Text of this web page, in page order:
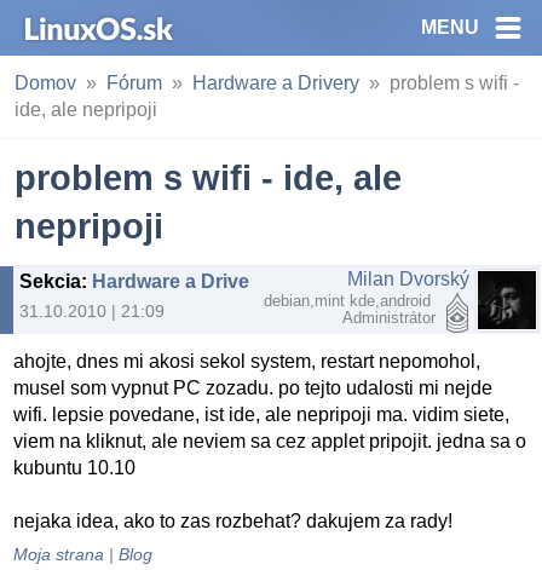
MENU
Domov Fórum Hardware a Drivery
problem s wifi -
ide, ale nepripoji
problem s wifi - ide, ale
nepripoji
Sekcia: Hardware a Drivery
31.10.2010 | 21:09
Milan Dvorský
debian,mint kde,android
Administrátor
ahojte, dnes mi akosi sekol system, restart nepomohol,
musel som vypnut PC zozadu. po tejto udalosti mi nejde
wifi. lepsie povedane, ist ide, ale nepripoji ma. vidim siete,
viem na kliknut, ale neviem sa cez applet pripojit. jedna sa o
kubuntu 10.10
nejaka idea, ako to zas rozbehat? dakujem za rady!
Moja strana |Blog